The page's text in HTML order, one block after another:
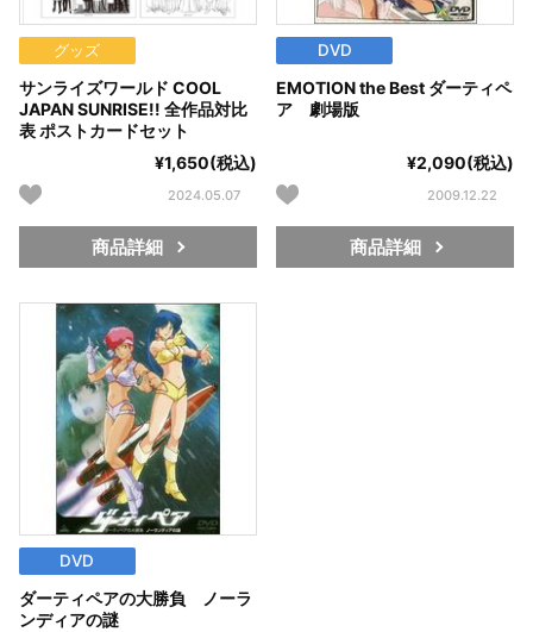
グッズ
サンライズワールド COOL
JAPAN SUNRISE!! 全作品対比
表 ポストカードセット
¥1,650(税込)
2024.05.07
商品詳細
DVD
EMOTION the Best ダーティペ
ア 劇場版
¥2,090(税込)
2009.12.22
商品詳細
DVD
ダーティペアの大勝負 ノーラ
ンディアの謎